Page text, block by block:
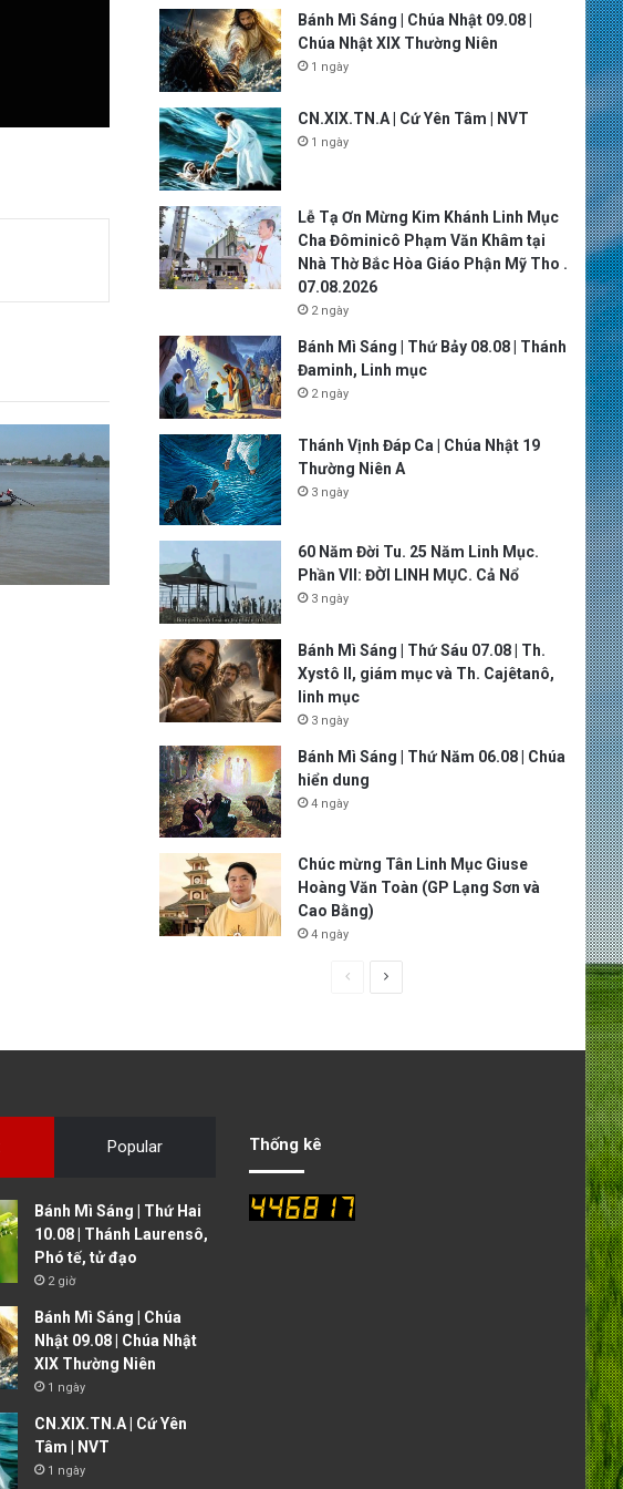
Bánh Mì Sáng | Chúa Nhật 09.08 |
Chúa Nhật XIX Thường Niên
1 ngày
CN.XIX.TN.A | Cứ Yên Tâm | NVT
1 ngày
Lễ Tạ Ơn Mừng Kim Khánh Linh Mục
Cha Đôminicô Phạm Văn Khâm tại
Nhà Thờ Bắc Hòa Giáo Phận Mỹ Tho .
07.08.2026
2 ngày
Bánh Mì Sáng | Thứ Bảy 08.08 | Thánh
Đaminh, Linh mục
2 ngày
Thánh Vịnh Đáp Ca | Chúa Nhật 19
Thường Niên A
3 ngày
60 Năm Đời Tu. 25 Năm Linh Mục.
Phần VII: ĐỜI LINH MỤC. Cả Nổ
3 ngày
Bánh Mì Sáng | Thứ Sáu 07.08 | Th.
Xystô II, giám mục và Th. Cajêtanô,
linh mục
3 ngày
Bánh Mì Sáng | Thứ Năm 06.08 | Chúa
hiển dung
4 ngày
Chúc mừng Tân Linh Mục Giuse
Hoàng Văn Toàn (GP Lạng Sơn và
Cao Bằng)
4 ngày
s
p
Popular
Bánh Mì Sáng | Thứ Hai
10.08 | Thánh Laurensô,
Phó tế, tử đạo
2 giờ
Bánh Mì Sáng | Chúa
Nhật 09.08 | Chúa Nhật
XIX Thường Niên
1 ngày
CN.XIX.TN.A | Cứ Yên
Tâm | NVT
1 ngày
Thống kê